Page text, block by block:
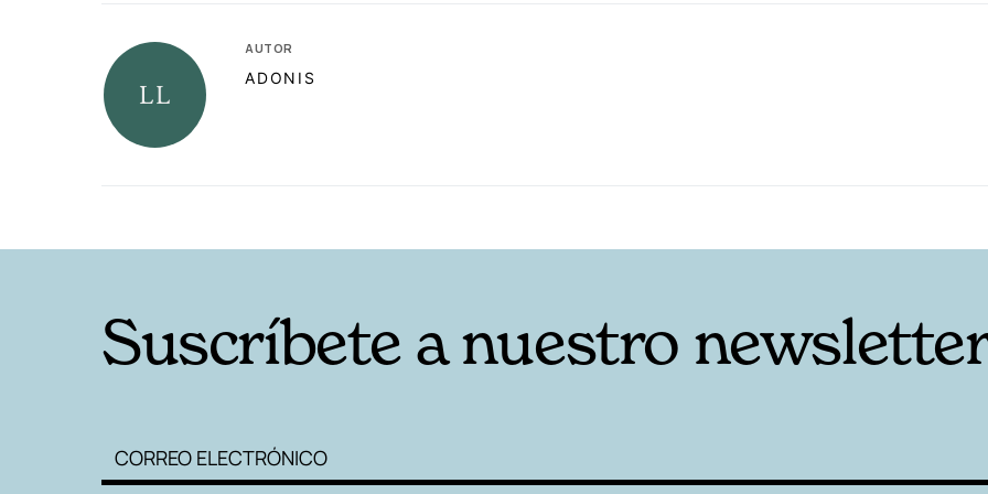
AUTOR
ADONIS
Suscríbete a nuestro